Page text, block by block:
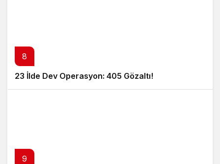
8
23 İlde Dev Operasyon: 405 Gözaltı!
9